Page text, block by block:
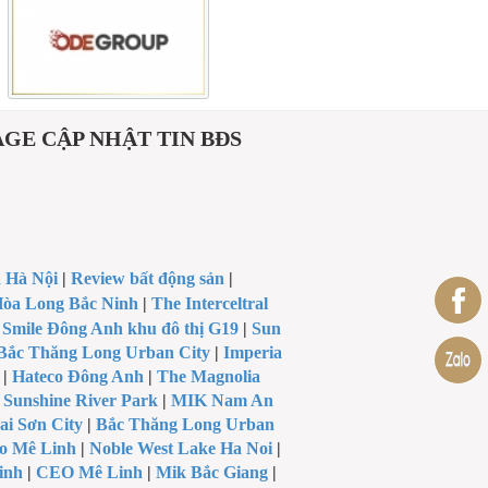
CẬP NHẬT TIN BĐS
Hà Nội| Review bất động sản |
Long Bắc Ninh | The Interceltral
Smile Đông Anh khu đô thị G19| Sun
Thăng Long Urban City| Imperia
Hateco Đông Anh | The Magnolia
Sunshine River Park| MIK Nam An
Sơn City| Bắc Thăng Long Urban
Mê Linh | Noble West Lake Ha Noi|
| CEO Mê Linh | Mik Bắc Giang|